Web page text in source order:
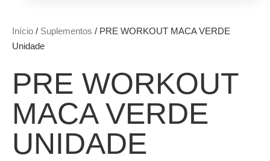
Início / Suplementos / PRE WORKOUT MACA VERDE
Unidade
PRE WORKOUT
MACA VERDE
UNIDADE